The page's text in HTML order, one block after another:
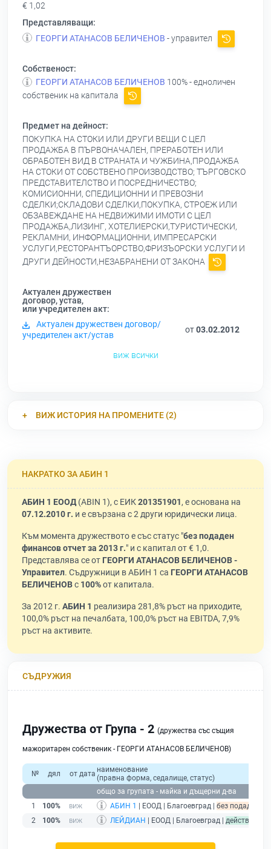
€ 1,02
Представляващи:
ГЕОРГИ АТАНАСОВ БЕЛИЧЕНОВ - управител
Собственост:
ГЕОРГИ АТАНАСОВ БЕЛИЧЕНОВ 100% - едноличен
собственик на капитала
Предмет на дейност:
ПОКУПКА НА СТОКИ ИЛИ ДРУГИ ВЕЩИ С ЦЕЛ
ПРОДАЖБА В ПЪРВОНАЧАЛЕН, ПРЕРАБОТЕН ИЛИ
ОБРАБОТЕН ВИД В СТРАНАТА И ЧУЖБИНА,ПРОДАЖБА
НА СТОКИ ОТ СОБСТВЕНО ПРОИЗВОДСТВО; ТЪРГОВСКО
ПРЕДСТАВИТЕЛСТВО И ПОСРЕДНИЧЕСТВО;
КОМИСИОННИ, СПЕДИЦИОННИ И ПРЕВОЗНИ
СДЕЛКИ;СКЛАДОВИ СДЕЛКИ,ПОКУПКА, СТРОЕЖ ИЛИ
ОБЗАВЕЖДАНЕ НА НЕДВИЖИМИ ИМОТИ С ЦЕЛ
ПРОДАЖБА,ЛИЗИНГ, ХОТЕЛИЕРСКИ,ТУРИСТИЧЕСКИ,
РЕКЛАМНИ, ИНФОРМАЦИОННИ, ИМПРЕСАРСКИ
УСЛУГИ,РЕСТОРАНТЪОРСТВО,ФРИЗЪОРСКИ УСЛУГИ И
ДРУГИ ДЕЙНОСТИ,НЕЗАБРАНЕНИ ОТ ЗАКОНА
Актуален дружествен
договор, устав,
или учредителен акт:
Актуален дружествен договор/
учредителен акт/устав
от03.02.2012
виж всички
ВИЖ ИСТОРИЯ НА ПРОМЕНИТЕ (2)
НАКРАТКО ЗА АБИН 1
АБИН 1 ЕООД(ABIN 1), с ЕИК201351901, е основана на
07.12.2010 г. и е свързана с 2 други юридически лица.
Към момента дружеството е със статус "без подаден
финансов отчет за 2013 г." и с капитал от € 1,0.
Представлява се от ГЕОРГИ АТАНАСОВ БЕЛИЧЕНОВ -
Управител. Съдружници в АБИН 1 са ГЕОРГИ АТАНАСОВ
БЕЛИЧЕНОВс 100%от капитала.
За 2012 г. АБИН 1 реализира 281,8% ръст на приходите,
100,0% ръст на печалбата, 100,0% ръст на EBITDA, 7,9%
ръст на активите.
СЪДРУЖИЯ
Дружества от Група - 2 (дружества със същия
мажоритарен собственик - ГЕОРГИ АТАНАСОВ БЕЛИЧЕНОВ)
№ дял от дата наименование
(правна форма, седалище, статус)
общо за групата - майка и дъщерни д-ва
1
100% АБИН 1 | ЕООД | Благоевград | без подаден
2
100% ЛЕЙДИАН | ЕООД | Благоевград | действащ